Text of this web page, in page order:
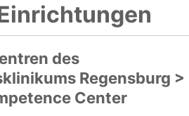
des
Regensburg >
Center